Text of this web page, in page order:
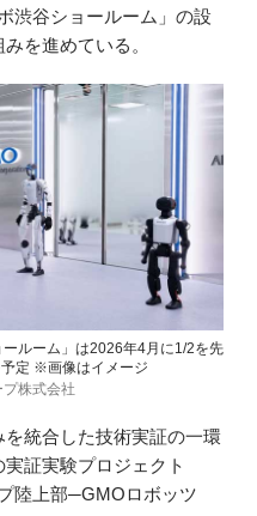
渋谷ショールーム」の設
を進めている。
ールーム」は2026年4月に1/2を先
定 ※画像はイメージ
株式会社
統合した技術実証の一環
証実験プロジェクト
陸上部─GMOロボッツ